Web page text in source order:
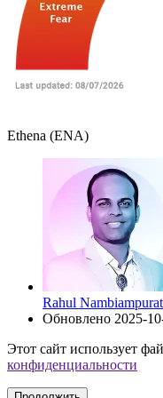
Ethena (ENA)
Rahul
Обновлено 2025-
Этот сайт использует
конфиденциальности